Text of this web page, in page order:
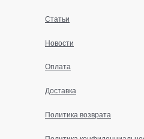
Статьи
Новости
Оплата
Доставка
Политика возврата